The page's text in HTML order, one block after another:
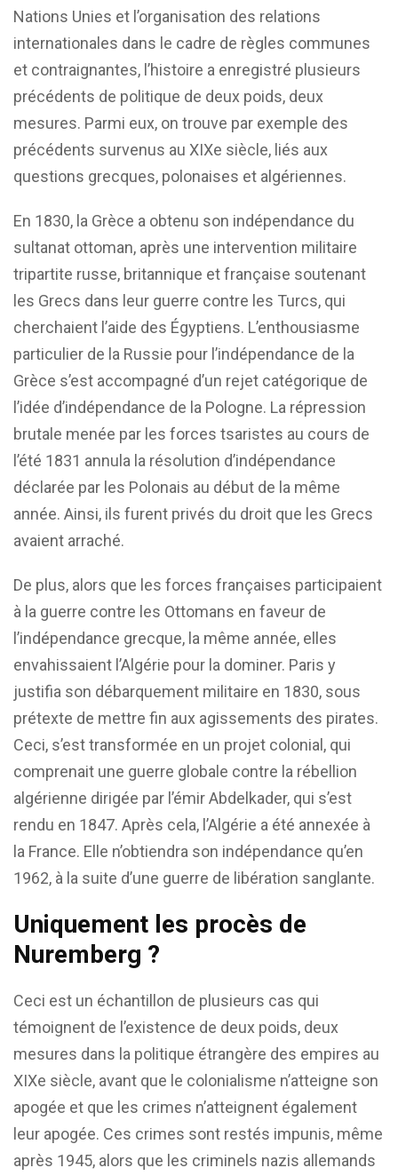
Nations Unies et l’organisation des relations
internationales dans le cadre de règles communes
et contraignantes, l’histoire a enregistré plusieurs
précédents de politique de deux poids, deux
mesures. Parmi eux, on trouve par exemple des
précédents survenus au XIXe siècle, liés aux
questions grecques, polonaises et algériennes.
En 1830, la Grèce a obtenu son indépendance du
sultanat ottoman, après une intervention militaire
tripartite russe, britannique et française soutenant
les Grecs dans leur guerre contre les Turcs, qui
cherchaient l’aide des Égyptiens. L’enthousiasme
particulier de la Russie pour l’indépendance de la
Grèce s’est accompagné d’un rejet catégorique de
l’idée d’indépendance de la Pologne. La répression
brutale menée par les forces tsaristes au cours de
l’été 1831 annula la résolution d’indépendance
déclarée par les Polonais au début de la même
année. Ainsi, ils furent privés du droit que les Grecs
avaient arraché.
De plus, alors que les forces françaises participaient
à la guerre contre les Ottomans en faveur de
l’indépendance grecque, la même année, elles
envahissaient l’Algérie pour la dominer. Paris y
justifia son débarquement militaire en 1830, sous
prétexte de mettre fin aux agissements des pirates.
Ceci, s’est transformée en un projet colonial, qui
comprenait une guerre globale contre la rébellion
algérienne dirigée par l’émir Abdelkader, qui s’est
rendu en 1847. Après cela, l’Algérie a été annexée à
la France. Elle n’obtiendra son indépendance qu’en
1962, à la suite d’une guerre de libération sanglante.
Uniquement les procès de
Nuremberg ?
Ceci est un échantillon de plusieurs cas qui
témoignent de l’existence de deux poids, deux
mesures dans la politique étrangère des empires au
XIXe siècle, avant que le colonialisme n’atteigne son
apogée et que les crimes n’atteignent également
leur apogée. Ces crimes sont restés impunis, même
après 1945, alors que les criminels nazis allemands